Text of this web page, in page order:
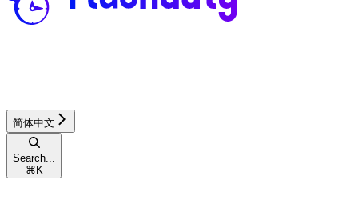
简体中文
Search...
⌘ K